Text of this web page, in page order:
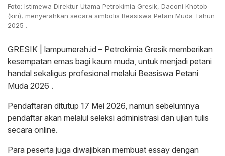
Foto: Istimewa Direktur Utama Petrokimia Gresik, Daconi Khotob
(kiri), menyerahkan secara simbolis Beasiswa Petani Muda Tahun
2025 .
GRESIK | lampumerah.id – Petrokimia Gresik memberikan
kesempatan emas bagi kaum muda, untuk menjadi petani
handal sekaligus profesional melalui Beasiswa Petani
Muda 2026 .
Pendaftaran ditutup 17 Mei 2026, namun sebelumnya
pendaftar akan melalui seleksi administrasi dan ujian tulis
secara online.
Para peserta juga diwajibkan membuat essay dengan